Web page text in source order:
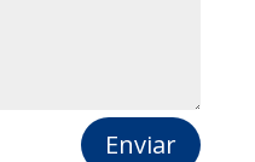
Enviar